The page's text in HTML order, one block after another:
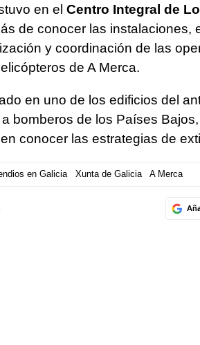
en el Centro Integral de
de conocer las instalaciones,
y coordinación de las
de A Merca.
en uno de los edificios del
bomberos de los Países
conocer las estrategias de
en Galicia Xunta de Galicia A Merca